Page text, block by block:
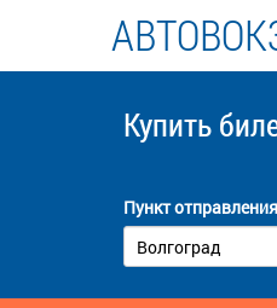
Купить
Пункт отправления